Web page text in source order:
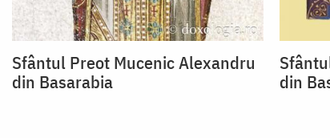
Sfântul Preot Mucenic Alexandru
din Basarabia
din